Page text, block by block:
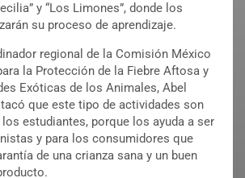
y “Los Limones”, donde los
su proceso de aprendizaje.
regional de la Comisión México
la Protección de la Fiebre Aftosa y
Exóticas de los Animales, Abel
que este tipo de actividades son
estudiantes, porque los ayuda a ser
y para los consumidores que
de una crianza sana y un buen